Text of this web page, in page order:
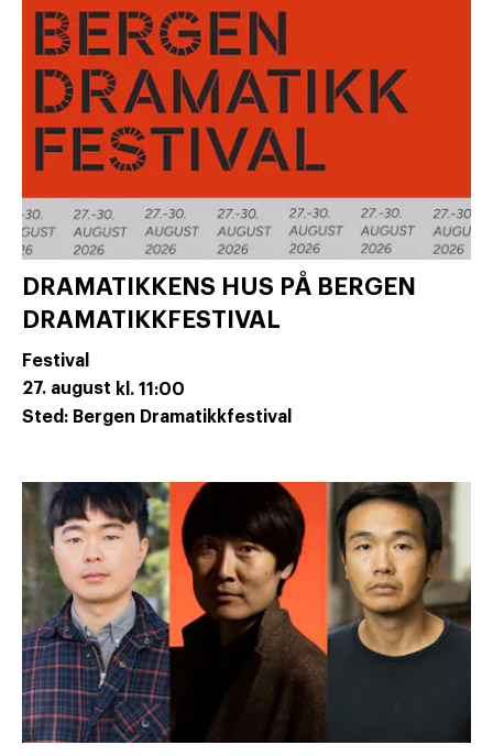
DRAMATIKKENS HUS PÅ BERGEN
DRAMATIKKFESTIVAL
Festival
27. august kl. 11:00
Sted: Bergen Dramatikkfestival